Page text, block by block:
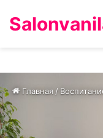
Главная /